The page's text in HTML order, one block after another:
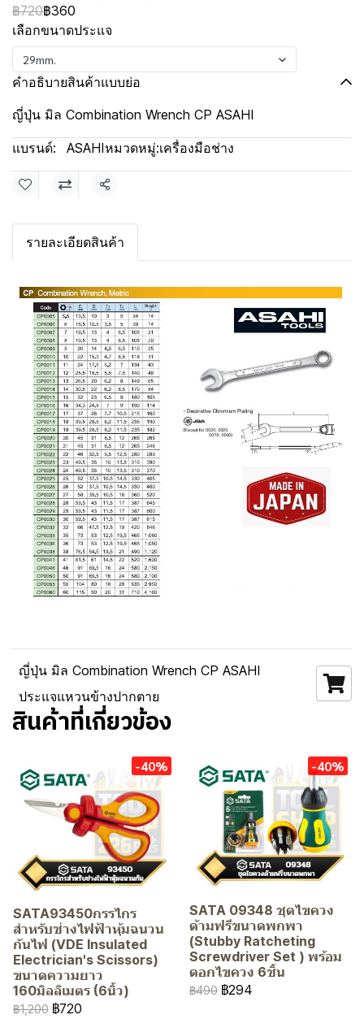
฿720฿360
เลือกขนาดประแจ
29mm.
คำอธิบายสินค้าแบบย่อ
ญี่ปุ่น มิล Combination Wrench CP ASAHI
แบรนด์: ASAHIหมวดหมู่:เครื่องมือช่าง
แชร์
รายละเอียดสินค้า
ญี่ปุ่น มิล Combination Wrench CP ASAHI
ประแจแหวนข้างปากตาย
สินค้าที่เกี่ยวข้อง
-40%
SATA93450กรรไกร
สำหรับช่างไฟฟ้าหุ้มฉนวน
กันไฟ (VDE Insulated
Electrician's Scissors)
ขนาดความยาว
160มิลลิเมตร (6นิ้ว)
฿1,200 ฿720
-40%
SATA 09348 ชุดไขควง
ด้ามฟรีขนาดพกพา
(Stubby Ratcheting
Screwdriver Set ) พร้อม
ดอกไขควง 6ชิ้น
฿490 ฿294